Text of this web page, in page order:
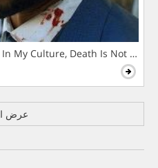
My Culture, Death Is Not The
عرض